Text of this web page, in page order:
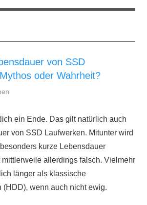
von SSD
oder Wahrheit?
ein Ende. Das gilt natürlich auch
von SSD Laufwerken. Mitunter wird
kurze Lebensdauer
mittlerweile allerdings falsch. Vielmehr
länger als klassische
(HDD), wenn auch nicht ewig.